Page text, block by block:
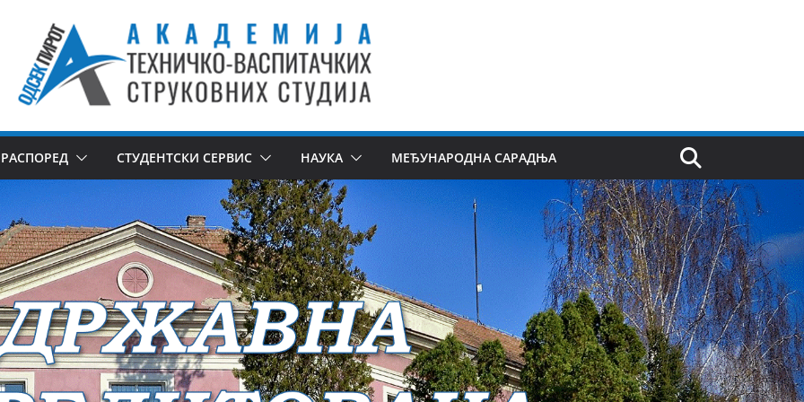
РАСПОРЕД СТУДЕНТСКИ СЕРВИС НАУКА МЕЂУНАРОДНА САРАДЊА